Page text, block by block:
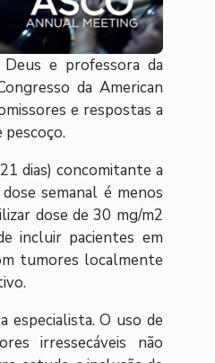
e professora da
da American
e respostas a
pescoço.
dias) concomitante a
semanal é menos
dose de 30 mg/m2
incluir pacientes em
tumores localmente
especialista. O uso de
irressecáveis não